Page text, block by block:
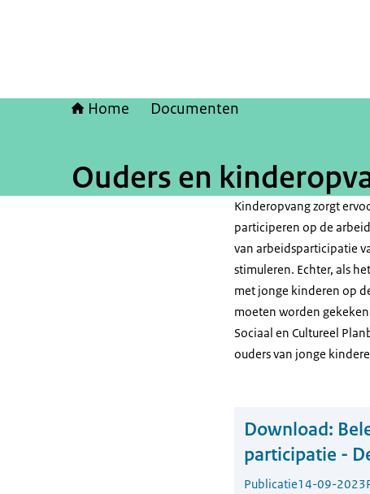
Home Documenten
Ouders en
Kinderopvang zorgt
participeren op de
van arbeidsparticipatie
stimuleren. Echter, als
met jonge kinderen op
moeten worden
Sociaal en Cultureel
ouders van jonge
Download:
participatie -
Publicatie14-09-2023